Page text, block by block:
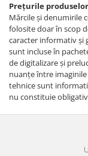
Prețurile
Mărcile și denumirile
folosite doar în scop
caracter informativ şi
sunt incluse în
de digitalizare și
nuanțe între
tehnice sunt
nu constituie